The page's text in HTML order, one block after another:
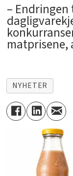
–
matprisene,
NYHETER